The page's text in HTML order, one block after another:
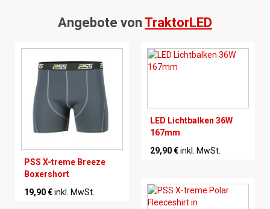
Angebote von TraktorLED
PSS X-treme Breeze
Boxershort
19,90 €inkl. MwSt.
LED Lichtbalken 36W
167mm
29,90 €inkl. MwSt.